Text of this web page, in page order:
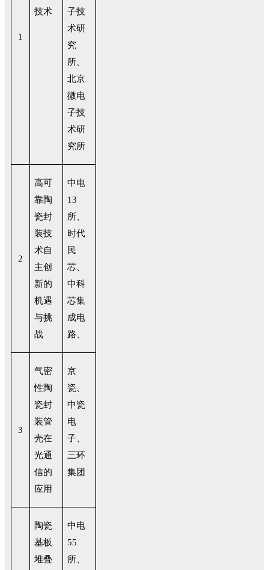
1
技术
子技
术研
究
所、
北京
微电
子技
术研
究所
2
高可
靠陶
瓷封
装技
术自
主创
新的
机遇
与挑
战
中电
13
所、
时代
民
芯、
中科
芯集
成电
路、
3
气密
性陶
瓷封
装管
壳在
光通
信的
应用
京
瓷、
中瓷
电
子、
三环
集团
陶瓷
基板
堆叠
中电
55
所、